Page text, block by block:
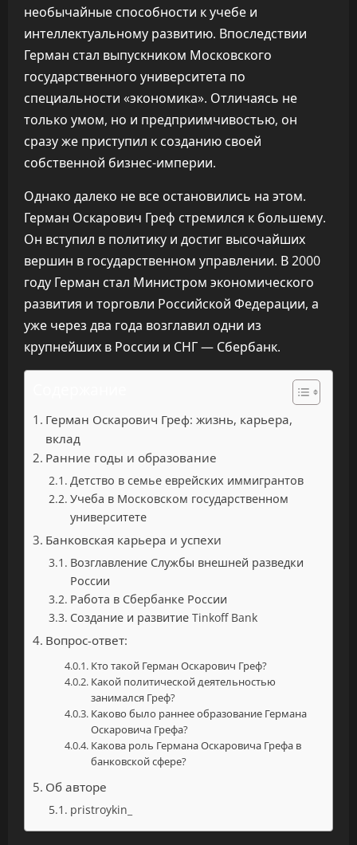
необычайные способности к учебе и
интеллектуальному развитию. Впоследствии
Герман стал выпускником Московского
государственного университета по
специальности «экономика». Отличаясь не
только умом, но и предприимчивостью, он
сразу же приступил к созданию своей
собственной бизнес-империи.
Однако далеко не все остановились на этом.
Герман Оскарович Греф стремился к большему.
Он вступил в политику и достиг высочайших
вершин в государственном управлении. В 2000
году Герман стал Министром экономического
развития и торговли Российской Федерации, а
уже через два года возглавил одни из
крупнейших в России и СНГ — Сбербанк.
Герман Оскарович Греф: жизнь, карьера,
вклад
Ранние годы и образование
Детство в семье еврейских иммигрантов
Учеба в Московском государственном
университете
Банковская карьера и успехи
Возглавление Службы внешней разведки
России
Работа в Сбербанке России
Создание и развитие Tinkoff Bank
Вопрос-ответ:
Кто такой Герман Оскарович Греф?
Какой политической деятельностью
занимался Греф?
Каково было раннее образование Германа
Оскаровича Грефа?
Какова роль Германа Оскаровича Грефа в
банковской сфере?
Об авторе
pristroykin_